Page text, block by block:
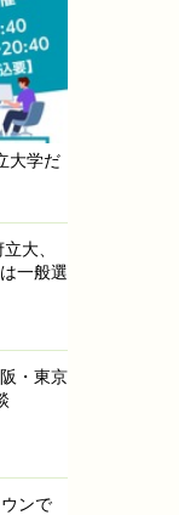
大学だ
大、
一般選
・東京
ンで